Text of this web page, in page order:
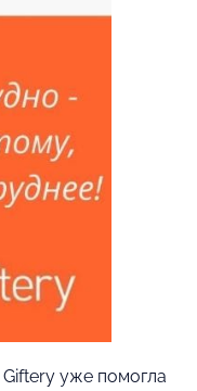
уже помогла